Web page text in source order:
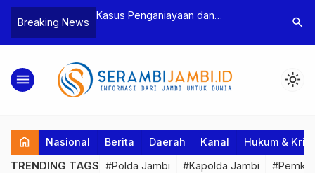
Breaking News
Bea Cukai
Pelaku beserta
dan 146 Gram
Kasus Penganiayaan dan
Tebo Tetapkan Dua Tersangka
Polres
Dua
search
menu light_mode
home Nasional Berita Daerah Kanal Hukum &
TRENDING TAGS #Polda Jambi #Kapolda Jambi